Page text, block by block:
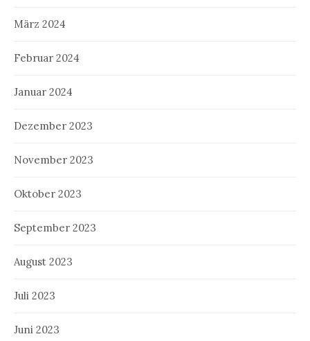
März 2024
Februar 2024
Januar 2024
Dezember 2023
November 2023
Oktober 2023
September 2023
August 2023
Juli 2023
Juni 2023